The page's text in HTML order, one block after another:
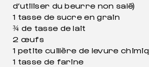
d’utiliser du beurre non salé)
1 tasse de sucre en grain
¾ de tasse de lait
2 œufs
1 petite cuillère de levure
1 tasse de farine